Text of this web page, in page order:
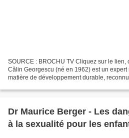
SOURCE : BROCHU TV Cliquez sur le lien,
Călin Georgescu (né en 1962) est un
matière de développement durable,
Dr Maurice Berger - Les
à la sexualité pour les